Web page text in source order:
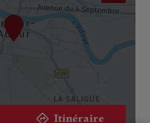
Itinéraire